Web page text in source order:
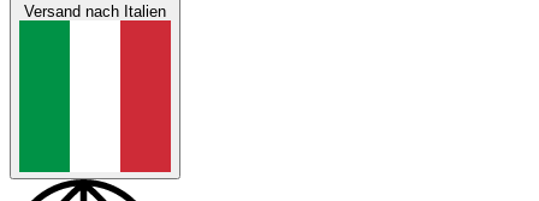
Versand nach Italien